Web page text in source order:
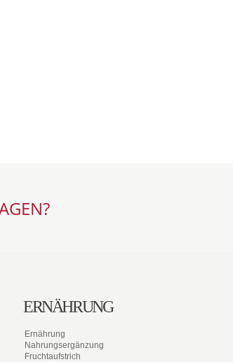
ERNÄHRUNG
Ernährung
Nahrungsergänzung
Fruchtaufstrich